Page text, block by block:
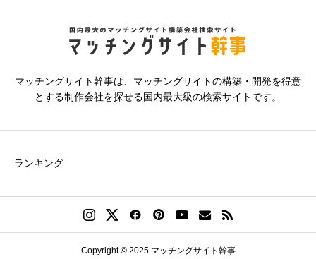
マッチングサイト幹事は、マッチングサイトの構築・開発を得意
とする制作会社を探せる国内最大級の検索サイトです。
ランキング
Copyright © 2025 マッチングサイト幹事